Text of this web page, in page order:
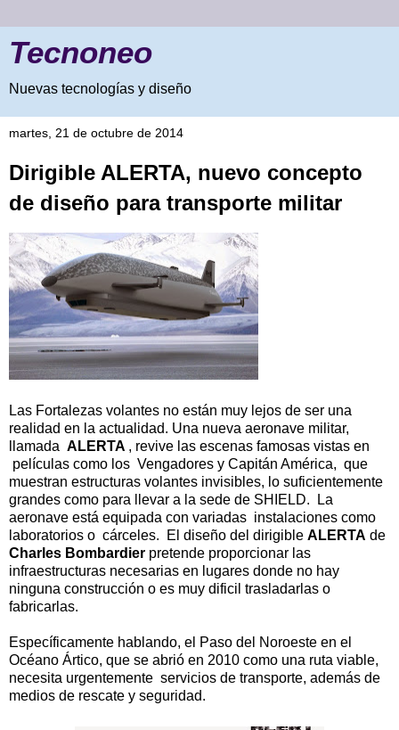
Tecnoneo
Nuevas tecnologías y diseño
martes, 21 de octubre de 2014
Dirigible ALERTA, nuevo concepto
de diseño para transporte militar
Las Fortalezas volantes no están muy lejos de ser una
realidad en la actualidad. Una nueva aeronave militar,
llamada ALERTA , revive las escenas famosas vistas en
películas como los Vengadores y Capitán América, que
muestran estructuras volantes invisibles, lo suficientemente
grandes como para llevar a la sede de SHIELD. La
aeronave está equipada con variadas instalaciones como
laboratorios o cárceles. El diseño del dirigible ALERTA de
Charles Bombardier pretende proporcionar las
infraestructuras necesarias en lugares donde no hay
ninguna construcción o es muy dificil trasladarlas o
fabricarlas.
Específicamente hablando, el Paso del Noroeste en el
Océano Ártico, que se abrió en 2010 como una ruta viable,
necesita urgentemente servicios de transporte, además de
medios de rescate y seguridad.